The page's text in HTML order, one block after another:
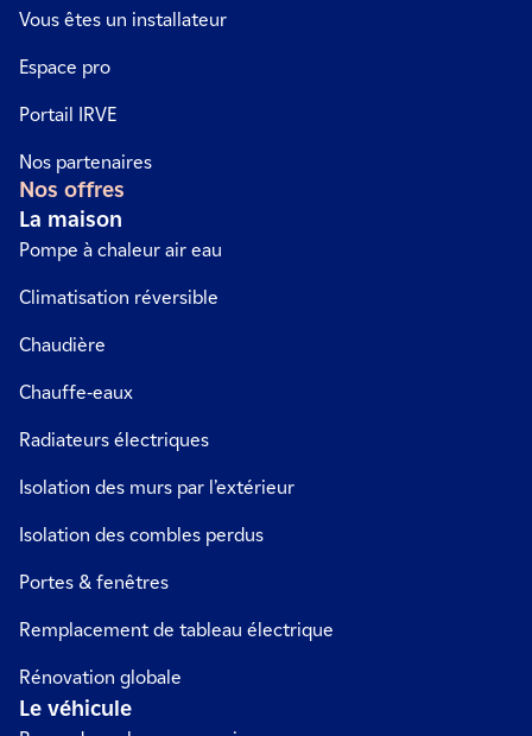
Vous êtes un installateur
Espace pro
Portail IRVE
Nos partenaires
Nos offres
La maison
Pompe à chaleur air eau
Climatisation réversible
Chaudière
Chauffe-eaux
Radiateurs électriques
Isolation des murs par l’extérieur
Isolation des combles perdus
Portes & fenêtres
Remplacement de tableau électrique
Rénovation globale
Le véhicule